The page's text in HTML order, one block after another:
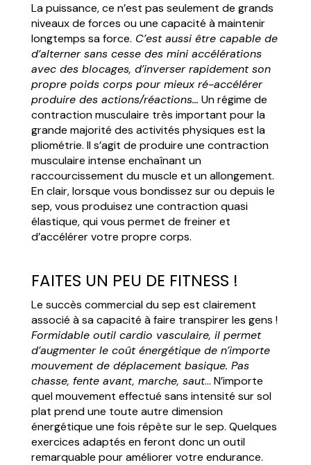
La puissance, ce n’est pas seulement de grands
niveaux de forces ou une capacité à maintenir
longtemps sa force. C’est aussi être capable de
d’alterner sans cesse des mini accélérations
avec des blocages, d’inverser rapidement son
propre poids corps pour mieux ré-accélérer
produire des actions/réactions… Un régime de
contraction musculaire très important pour la
grande majorité des activités physiques est la
pliométrie. Il s’agit de produire une contraction
musculaire intense enchaînant un
raccourcissement du muscle et un allongement.
En clair, lorsque vous bondissez sur ou depuis le
sep, vous produisez une contraction quasi
élastique, qui vous permet de freiner et
d’accélérer votre propre corps.
FAITES UN PEU DE FITNESS !
Le succès commercial du sep est clairement
associé à sa capacité à faire transpirer les gens !
Formidable outil cardio vasculaire, il permet
d’augmenter le coût énergétique de n’importe
mouvement de déplacement basique. Pas
chasse, fente avant, marche, saut… N’importe
quel mouvement effectué sans intensité sur sol
plat prend une toute autre dimension
énergétique une fois répète sur le sep. Quelques
exercices adaptés en feront donc un outil
remarquable pour améliorer votre endurance.